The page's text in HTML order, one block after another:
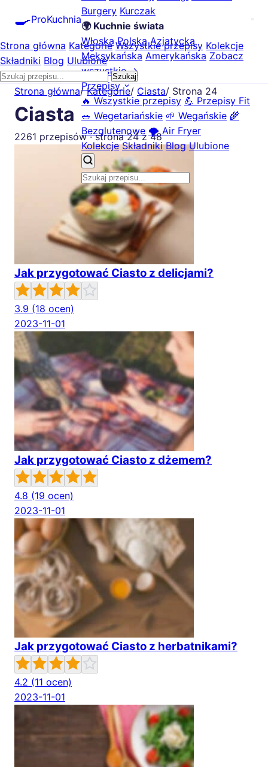
🍳ProKuchnia
Burgery Kurczak
🌍 Kuchnie świata
Włoska Polska Azjatycka
Meksykańska Amerykańska Zobacz
wszystkie →
Przepisy
🔥 Wszystkie przepisy 💪 Przepisy Fit
🥗 Wegetariańskie 🌱 Wegańskie 🌾
Bezglutenowe 🌪️ Air Fryer
Kolekcje Składniki Blog Ulubione
Strona główna Kategorie Wszystkie przepisy Kolekcje
Składniki Blog Ulubione
Szukaj
Strona główna/ Kategorie/ Ciasta/ Strona 24
Ciasta
2261 przepisów · strona 24 z 48
Jak przygotować Ciasto z delicjami?
3.9 (18 ocen)
2023-11-01
Jak przygotować Ciasto z dżemem?
4.8 (19 ocen)
2023-11-01
Jak przygotować Ciasto z herbatnikami?
4.2 (11 ocen)
2023-11-01